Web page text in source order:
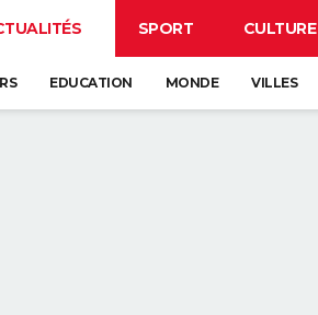
SPORT CULTURE
EDUCATION MONDE VILLES